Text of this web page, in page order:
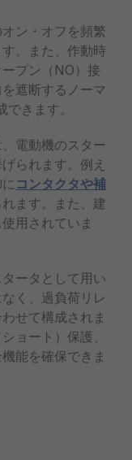
ン・オフを頻繁
。また、作動時
プン（NO）接
遮断するノーマ
きます。
電動機のスター
られます。例え
コンタクタや補
ます。また、建
用されていま
ータとして用い
く、過負荷リレ
せて構成されま
ョート）保護、
能を確保できま